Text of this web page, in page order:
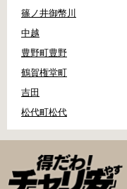
篠ノ井御幣川
中越
豊野町豊野
鶴賀権堂町
吉田
松代町松代